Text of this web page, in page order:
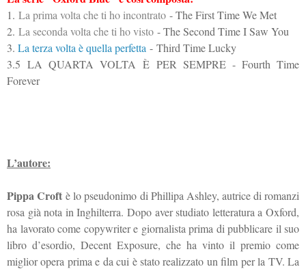
1. La prima volta che ti ho incontrato - The First Time We Met
2. La seconda volta che ti ho visto - The Second Time I Saw You
3. La terza volta è quella perfetta - Third Time Lucky
3.5LA QUARTA VOLTAÈ PER SEMPRE - Fourth Time
Forever
L’autore:
Pippa Croftè lo pseudonimo di Phillipa Ashley, autrice di romanzi
rosa già nota in Inghilterra. Dopo aver studiato letteratura a Oxford,
ha lavorato come copywriter e giornalista prima di pubblicare il suo
libro d’esordio, Decent Exposure, che ha vinto il premio come
miglior opera prima e da cui è stato realizzato un film per la TV. La